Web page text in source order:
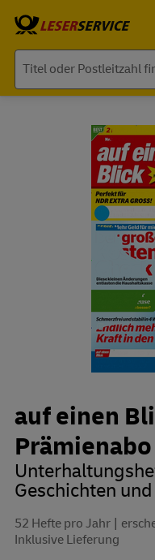
auf einen
Geschichten
52 Hefte pro Jahr
Inklusive Lieferung